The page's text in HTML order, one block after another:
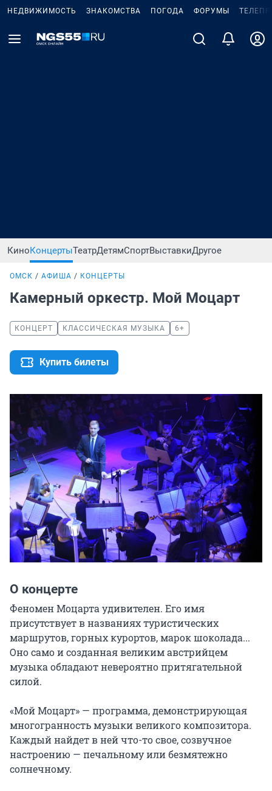
НЕДВИЖИМОСТЬ ЗНАКОМСТВА ПОГОДА ФОРУМЫ
КиноКонцертыТеатрДетямСпортВыставкиДругое
ОМСК АФИША КОНЦЕРТЫ
Камерный оркестр. Мой Моцарт
КОНЦЕРТ КЛАССИЧЕСКАЯ МУЗЫКА 6+
Купить билеты
О концерте
Феномен Моцарта удивителен. Его имя
присутствует в названиях туристических
маршрутов, горных курортов, марок шоколада...
Оно само и созданная великим австрийцем
музыка обладают невероятно притягательной
силой.
«Мой Моцарт» — программа, демонстрирующая
многогранность музыки великого композитора.
Каждый найдет в ней что-то свое, созвучное
настроению — печальному или безмятежно
солнечному.